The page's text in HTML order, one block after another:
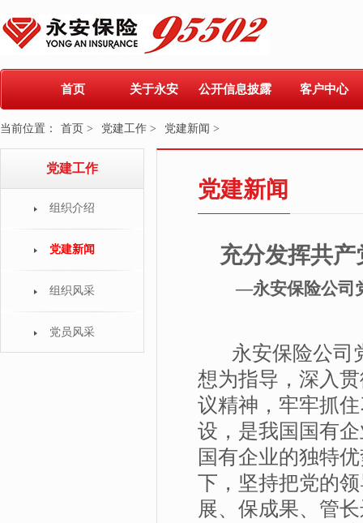
首页 关于永安 公开信息披露 客户中心
当前位置： 首页 > 党建工作 > 党建新闻 >
党建工作
组织介绍
党建新闻
组织风采
党员风采
党建新闻
充分发挥共
—永安保险公司
永安保险公司
想为指导，深入
议精神，牢牢抓
设，是我国国有
国有企业的独特
下，坚持把党的
展、保成果、管